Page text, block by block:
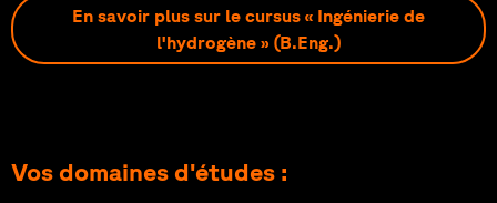
En savoir plus sur le cursus « Ingénierie de
l'hydrogène » (B.Eng.)
Vos domaines d'études :